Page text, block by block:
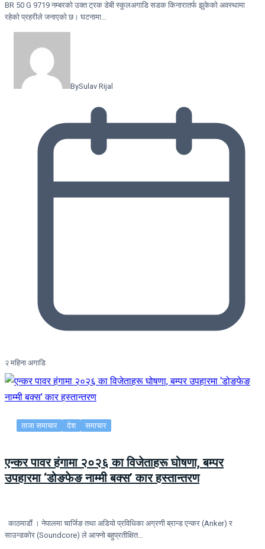
BR 50 G 9719 नम्बरको उक्त ट्रक डेबी स्कुलअगाडि सडक किनारातर्फ झुकेको अवस्थामा
रहेको प्रहरीले जनाएको छ। घटनामा…
BySulav Rijal
२ महिना अगाडि
ताजा समाचार देश समाचार
एन्कर पावर हंगामा २०२६ का विजेताहरू घोषणा, बम्पर
उपहारमा ‘डोङफेङ नाम्मी बक्स’ कार हस्तान्तरण
काठमाडौं । नेपालमा चार्जिङ तथा अडियो प्रविधिका अग्रणी ब्रान्ड एन्कर (Anker) र
साउन्डकोर (Soundcore) ले आफ्नो बहुप्रतीक्षित…